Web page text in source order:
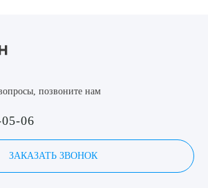
позвоните нам
06
ЗАКАЗАТЬ ЗВОНОК
услугу